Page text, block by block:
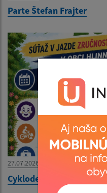
Parte Štefan Frajter
27.07.2026
Cyklodeň 30.07. 2026 o